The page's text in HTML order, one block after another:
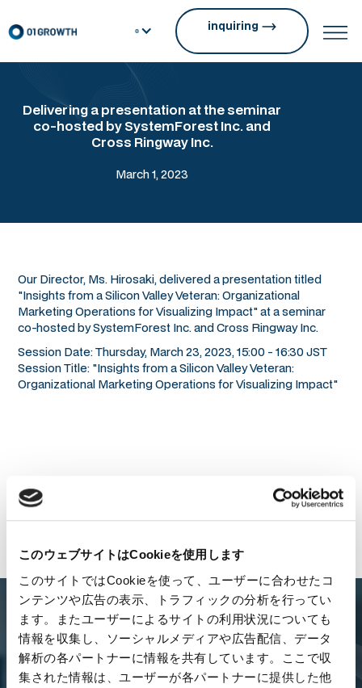
このウェブサイトはCookieを使用します
このサイトではCookieを使って、ユーザーに合わせたコ
ンテンツや広告の表示、トラフィックの分析を行ってい
ます。またユーザーによるサイトの利用状況についても
情報を収集し、ソーシャルメディアや広告配信、データ
解析の各パートナーに情報を共有しています。ここで収
集された情報は、ユーザーが各パートナーに提供した他
inquiring
Delivering a presentation at the seminar
co-hosted by SystemForest Inc. and
Cross Ringway Inc.
March 1, 2023
Our Director, Ms. Hirosaki, delivered a presentation titled
"Insights from a Silicon Valley Veteran: Organizational
Marketing Operations for Visualizing Impact" at a seminar
co-hosted by SystemForest Inc. and Cross Ringway Inc.
Session Date: Thursday, March 23, 2023, 15:00 - 16:30 JST
Session Title: "Insights from a Silicon Valley Veteran:
Organizational Marketing Operations for Visualizing Impact"
Looking for the right
business partner?